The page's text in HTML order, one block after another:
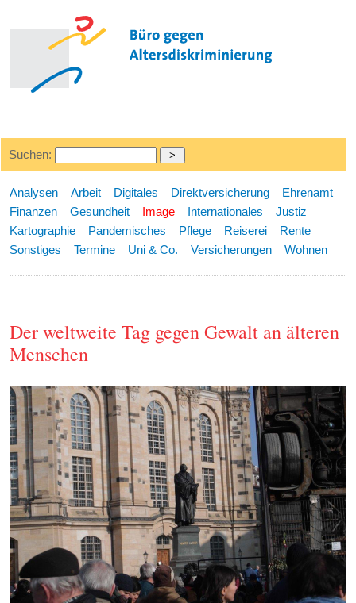
Suchen:
Analysen Arbeit Digitales Direktversicherung
Ehrenamt
Finanzen
Gesundheit Image Internationales
Justiz
Kartographie
Pandemisches Pflege Reiserei
Rente
Sonstiges
Termine Uni & Co. Versicherungen Wohnen
Der weltweite Tag gegen Gewalt an älteren
Menschen